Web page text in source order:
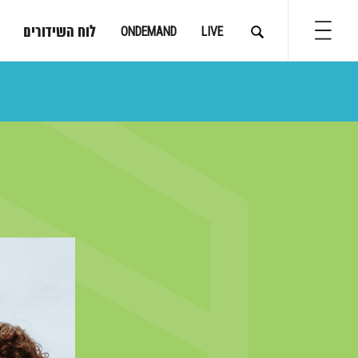
LIVE
ONDEMAND לוח השידורים